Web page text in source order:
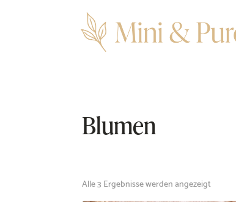
Blumen
Alle 3 Ergebnisse werden angezeigt